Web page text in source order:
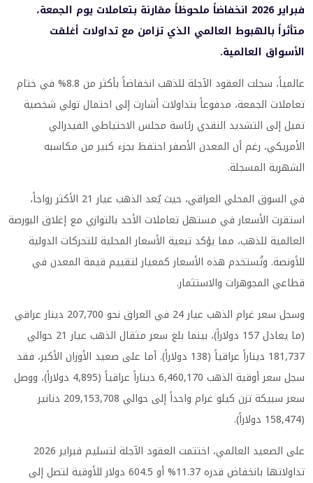
فبراير 2026 انخفاضاً ملحوظاً مقارنة بتعاملات يوم الجمعة،
متأثراً بالهبوط العالمي الذي تزامن مع تداولات أغلقت
الأسواق العالمية.
عالمياً، سجلت العقود الآجلة للذهب انخفاضاً بأكثر من 8.8% في ختام
تعاملات الجمعة، مدفوعاً بتداولات أشارت إلى احتمال تولي شخصية
تميل إلى التشديد النقدي رئاسة مجلس الاحتياطي الفيدرالي
الأمريكي، رغم أن المعدن الأصفر احتفظ بجزء كبير من مكاسبه
الشهرية المسجلة.
في السوق المحلي العراقي، حيث يُعد الذهب عيار 21 الأكثر رواجاً،
استقرت الأسعار في مستهل تعاملات الأحد بالتوازي مع إغلاق البورصة
العالمية للذهب، مما يؤكد تبعية الأسعار المحلية للتحركات الدولية
للأونصة. وتُستخدم هذه الأسعار كمعيار لتقييم قيمة المعدن في
قطاعي المجوهرات والاستثمار.
وسجل سعر غرام الذهب عيار 24 في العراق نحو 207,700 دينار عراقي
(ما يعادل 157 دولاراً)، بينما بلغ سعر مثقال الذهب عيار 21 حوالي
181,737 ديناراً عراقياً (138 دولاراً). أما على صعيد الأوزان الأكبر، فقد
سجل سعر أوقية الذهب 6,460,170 ديناراً عراقياً (4,895 دولاراً)، ووصل
سعر سبيكة تزن كيلو غرام واحداً إلى حوالي 209,153,708 دنانير
(158,474 دولاراً).
على الصعيد العالمي، اختتمت العقود الآجلة لتسليم فبراير 2026
تداولاتها بانخفاض قدره 11.37% أو 604.5 دولار للأوقية لتصل إلى